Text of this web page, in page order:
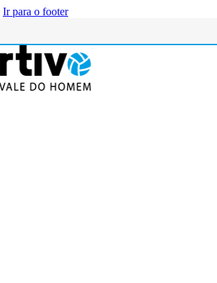
Ir para o footer